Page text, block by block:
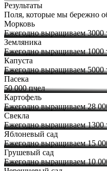
Результаты
Поля, которые мы бережно
Морковь
Ежегодно выращиваем 3000
Земляника
Ежегодно выращиваем 1000
Капуста
Ежегодно выращиваем 5000
Пасека
50 000 пчел
Картофель
Ежегодно выращиваем 28
Свекла
Ежегодно выращиваем 1300
Яблоневый сад
Ежегодно выращиваем 15
Грушевый сад
Ежегодно выращиваем 10